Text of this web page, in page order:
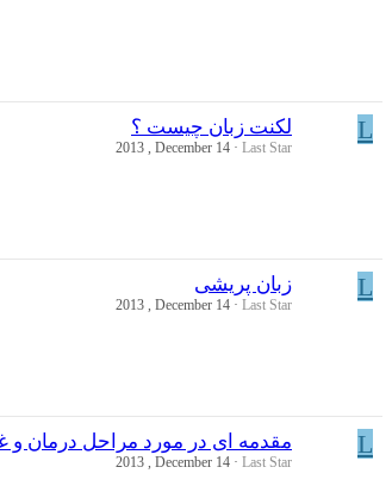
L لکنت زبان چیست ؟
Last Star
2013 , December 14
L زبان پریشی
Last Star
2013 , December 14
L مقدمه ای در مورد مراحل درمان و
Last Star
2013 , December 14